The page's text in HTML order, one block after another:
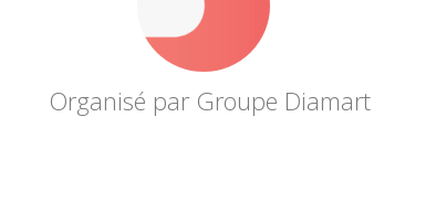
Organisé par Groupe Diamart